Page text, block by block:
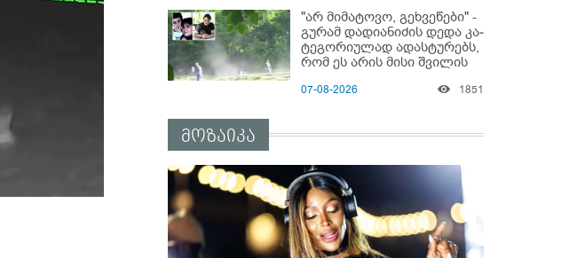
"არ მიმატოვო, გეხვეწები" -
გუ­რა­მ დადიანიძის დედა კა­
ტე­გო­რი­უ­ლად ადას­ტუ­რებს,
რომ ეს არის მისი შვი­ლის
07-08-2026 1851
მოზაიკა